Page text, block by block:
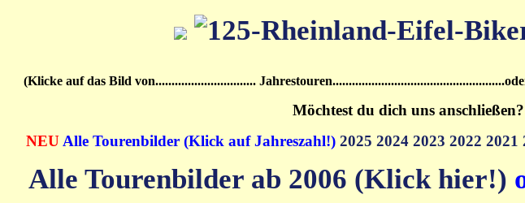
(Klicke auf das Bild von...............................
Möchtest du dich uns
NEUAlle Tourenbilder (Klick auf Jahreszahl!) 2025 2024 2023 2022 2021
Alle Tourenbilder ab 2006 (Klick hier!)